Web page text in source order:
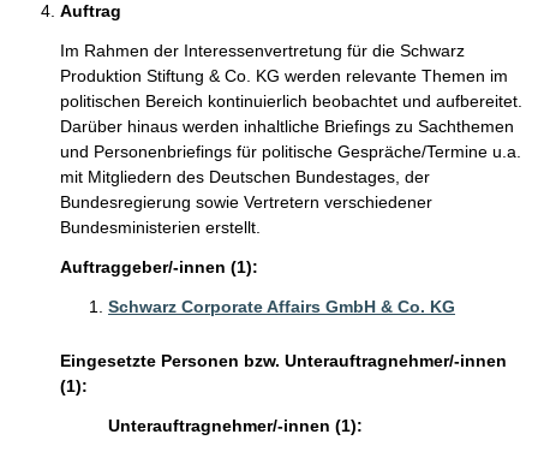
Auftrag
Im Rahmen der Interessenvertretung für die Schwarz
Produktion Stiftung & Co. KG werden relevante Themen im
politischen Bereich kontinuierlich beobachtet und aufbereitet.
Darüber hinaus werden inhaltliche Briefings zu Sachthemen
und Personenbriefings für politische Gespräche/Termine u.a.
mit Mitgliedern des Deutschen Bundestages, der
Bundesregierung sowie Vertretern verschiedener
Bundesministerien erstellt.
Auftraggeber/-innen (1):
Schwarz Corporate Affairs GmbH & Co. KG
Eingesetzte Personen bzw. Unterauftragnehmer/-innen
(1):
Unterauftragnehmer/-innen (1):